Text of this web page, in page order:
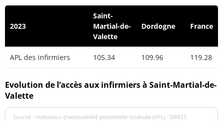
2023
Saint-
Martial-de-
Valette
Dordogne France
APL des infirmiers 105.34 109.96 119.28
Evolution de l’accès aux infirmiers à Saint-Martial-de-
Valette
Source : indicateur d’accessibilité potentielle localisée (APL) - DREES